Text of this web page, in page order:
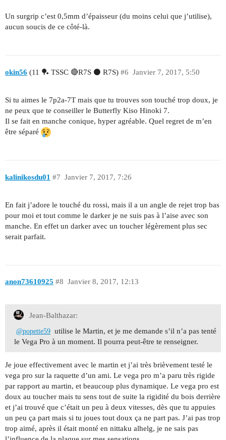
Un surgrip c’est 0,5mm d’épaisseur (du moins celui que j’utilise),
aucun soucis de ce côté-là.
okin56 (11 🏓 TSSC 🔴R7S ⚫ R7S) Janvier 7, 2017, 5:50
#6
Si tu aimes le 7p2a-7T mais que tu trouves son touché trop doux, je
ne peux que te conseiller le Butterfly Kiso Hinoki 7.
Il se fait en manche conique, hyper agréable. Quel regret de m’en
être séparé
kalinikosdu01 Janvier 7, 2017, 7:26
#7
En fait j’adore le touché du rossi, mais il a un angle de rejet trop bas
pour moi et tout comme le darker je ne suis pas à l’aise avec son
manche. En effet un darker avec un toucher légèrement plus sec
serait parfait.
anon73610925 Janvier 8, 2017, 12:13
#8
Jean-Balthazar:
@popette59 utilise le Martin, et je me demande s’il n’a pas tenté
le Vega Pro à un moment. Il pourra peut-être te renseigner.
Je joue effectivement avec le martin et j’ai très brièvement testé le
vega pro sur la raquette d’un ami. Le vega pro m’a paru très rigide
par rapport au martin, et beaucoup plus dynamique. Le vega pro est
doux au toucher mais tu sens tout de suite la rigidité du bois derrière
et j’ai trouvé que c’était un peu à deux vitesses, dès que tu appuies
un peu ça part mais si tu joues tout doux ça ne part pas. J’ai pas trop
trop aimé, après il était monté en nittaku alhelg, je ne sais pas